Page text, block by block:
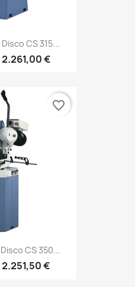
CS 315...
2.261,00 €
CS 350...
2.251,50 €
favorite_border